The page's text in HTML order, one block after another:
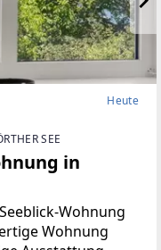
Heute
SEE
in
Wohnung
Wohnung